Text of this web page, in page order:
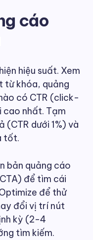
cáo
hiệu suất. Xem
từ khóa, quảng
có CTR (click-
cao nhất. Tạm
(CTR dưới 1%) và
tốt.
bản quảng cáo
để tìm cái
để thử
đổi vị trí nút
kỳ (2-4
tìm kiếm.